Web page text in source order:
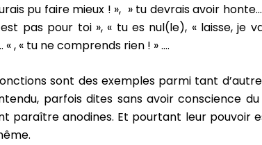
pu faire mieux ! », » tu devrais avoir
pas pour toi », « tu es nul(le), « laisse, je
« , « tu ne comprends rien ! » ….
sont des exemples parmi tant
parfois dites sans avoir conscience
paraître anodines. Et pourtant leur pouvoir